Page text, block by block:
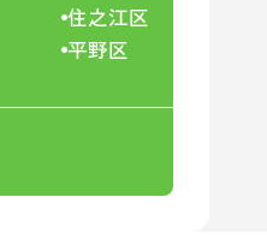
住之江区
平野区